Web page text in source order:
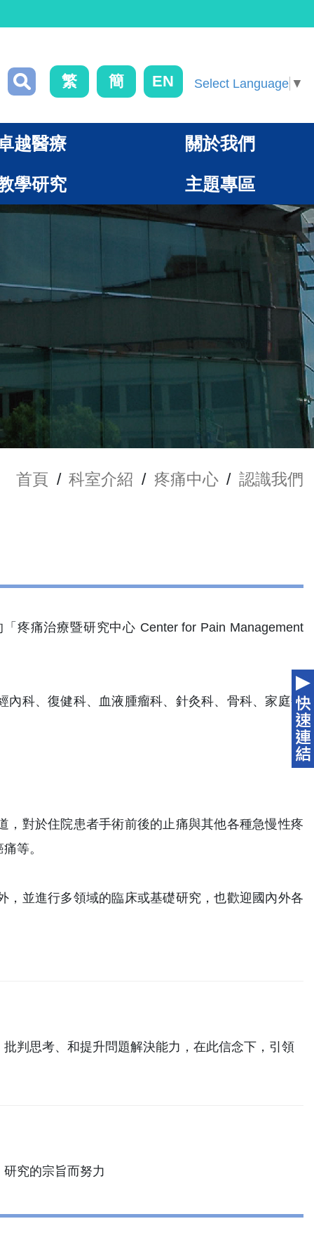
繁 簡 EN Select Language ▼
越醫療 關於我們
學研究 主題專區
首頁 / 科室介紹 / 疼痛中心 / 認識我們
疼痛治療暨研究中心 Center for Pain Management
科、復健科、血液腫瘤科、針灸科、骨科、家庭醫
對於住院患者手術前後的止痛與其他各種急慢性疼
等。
並進行多領域的臨床或基礎研究，也歡迎國內外各
判思考、和提升問題解決能力，在此信念下，引領
究的宗旨而努力